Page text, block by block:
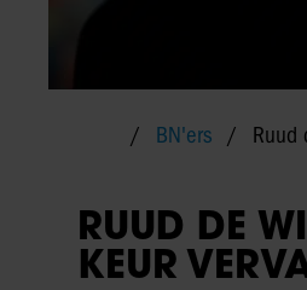
BN'ers Ruud
RUUD DE
KEUR